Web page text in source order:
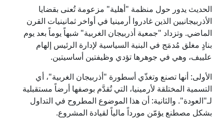
الحديث يدور حول منظمة "أهلية" مزعومة تُعنى بقضايا
الأذربيجانيين الذين غادروا أرمينيا في أواخر ثمانينيات القرن
الماضي. وتزداد "جمعية أذربيجان الغربية" شبهاً يوماً بعد يوم
بنادٍ مغلق مُدمَج في البنية السياسية لإدارة الرئيس إلهام
علييف، وهي في جوهرها تؤدي وظيفتين أساسيتين.
الأولى: أنها تصنع وتغذّي أسطورة "أذربيجان الغربية"، أي
التسمية المختلقة لأرمينيا، التي تُقدَّم بوصفها أرضاً مستقبلية
لـ"العودة". والثانية: أن هذا الموضوع المطروح في التداول
بشكل مصطنع يؤمّن مورداً مالياً لقيادة المشروع.